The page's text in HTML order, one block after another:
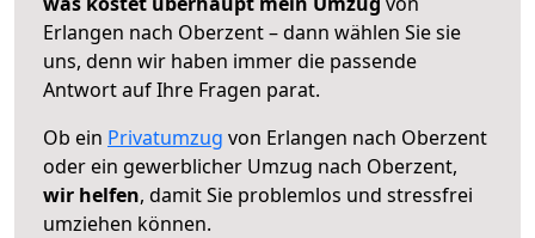
Erlangen nach Oberzent – dann wählen Sie sie
uns, denn wir haben immer die passende
Antwort auf Ihre Fragen parat.
Ob ein Privatumzug von Erlangen nach Oberzent
oder ein gewerblicher Umzug nach Oberzent,
wir helfen, damit Sie problemlos und stressfrei
umziehen können.